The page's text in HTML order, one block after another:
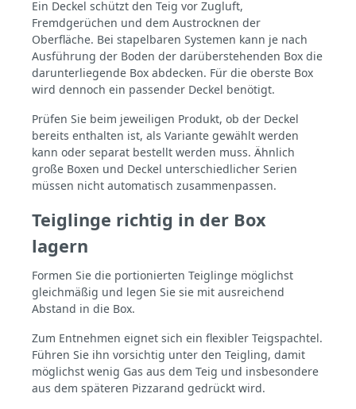
Ein Deckel schützt den Teig vor Zugluft,
Fremdgerüchen und dem Austrocknen der
Oberfläche. Bei stapelbaren Systemen kann je nach
Ausführung der Boden der darüberstehenden Box die
darunterliegende Box abdecken. Für die oberste Box
wird dennoch ein passender Deckel benötigt.
Prüfen Sie beim jeweiligen Produkt, ob der Deckel
bereits enthalten ist, als Variante gewählt werden
kann oder separat bestellt werden muss. Ähnlich
große Boxen und Deckel unterschiedlicher Serien
müssen nicht automatisch zusammenpassen.
Teiglinge richtig in der Box
lagern
Formen Sie die portionierten Teiglinge möglichst
gleichmäßig und legen Sie sie mit ausreichend
Abstand in die Box.
Zum Entnehmen eignet sich ein flexibler Teigspachtel.
Führen Sie ihn vorsichtig unter den Teigling, damit
möglichst wenig Gas aus dem Teig und insbesondere
aus dem späteren Pizzarand gedrückt wird.